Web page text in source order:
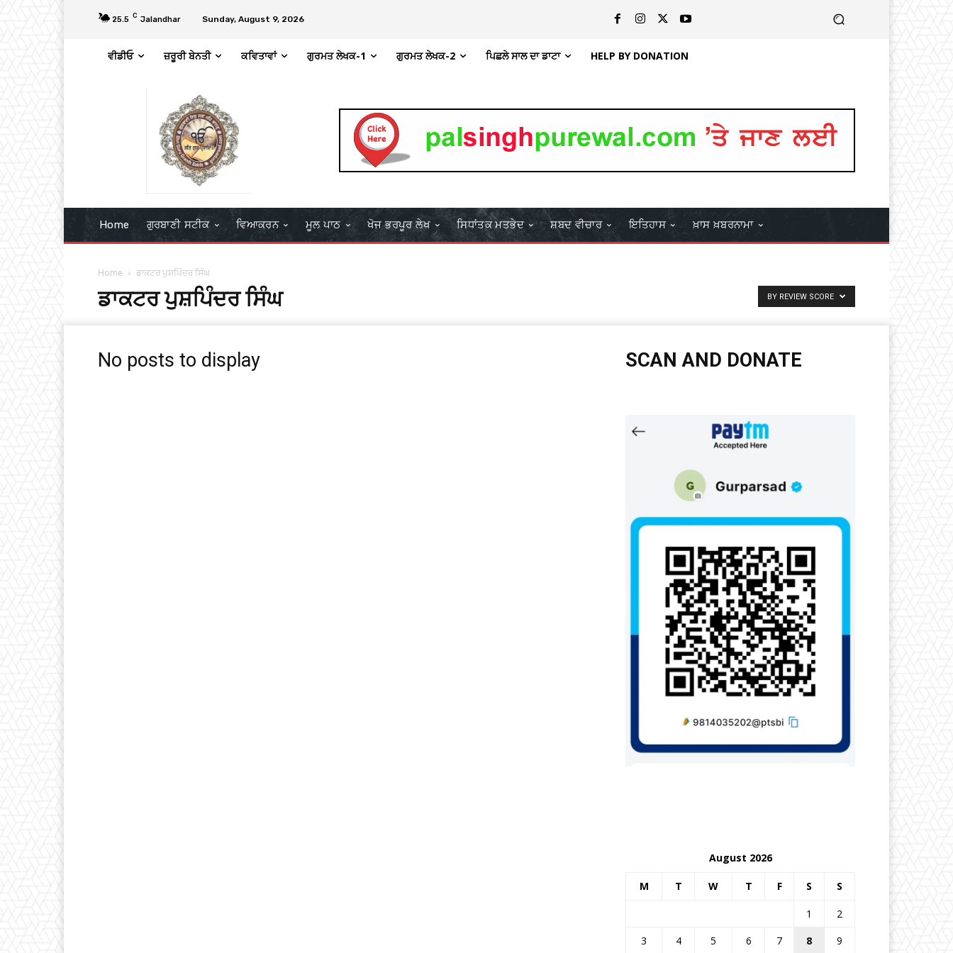
25.5 C Jalandhar Sunday, August 9, 2026
ਵੀਡੀਓ ਜ਼ਰੂਰੀ ਬੇਨਤੀ ਕਵਿਤਾਵਾਂ ਗੁਰਮਤ ਲੇਖਕ-1 ਗੁਰਮਤ ਲੇਖਕ-2 ਪਿਛਲੇ ਸਾਲ ਦਾ ਡਾਟਾ HELP BY DONATION
Home ਗੁਰਬਾਣੀ ਸਟੀਕ ਵਿਆਕਰਨ ਮੂਲ ਪਾਠ ਖੋਜ ਭਰਪੂਰ ਲੇਖ ਸਿਧਾਂਤਕ ਮਤਭੇਦ ਸ਼ਬਦ ਵੀਚਾਰ ਇਤਿਹਾਸ ਖ਼ਾਸ ਖ਼ਬਰਨਾਮਾ
Home ਡਾਕਟਰ ਪੁਸ਼ਪਿੰਦਰ ਸਿੰਘ
ਡਾਕਟਰ ਪੁਸ਼ਪਿੰਦਰ ਸਿੰਘ BY REVIEW SCORE
No posts to display SCAN AND DONATE
August 2026
M T W T F S S
1
2
3
4 5 6 7 8 9